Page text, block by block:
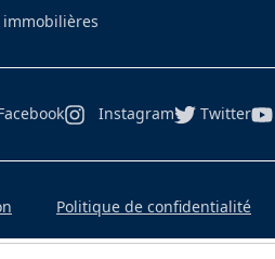
immobilières
Instagram Twitter
Politique de confidentialité